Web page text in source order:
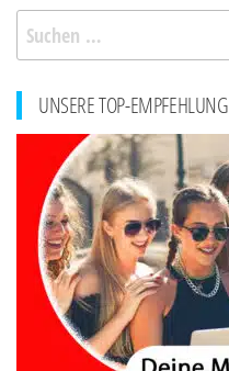
Suchen
nach:
UNSERE TOP-EMPFEHLUNG